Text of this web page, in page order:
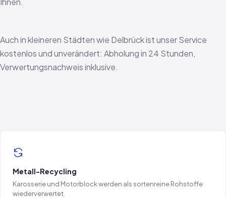
Auch in kleineren Städten wie Delbrück ist unser Service
kostenlos und unverändert: Abholung in 24 Stunden,
Verwertungsnachweis inklusive.
Metall-Recycling
Karosserie und Motorblock werden als sortenreine Rohstoffe
wiederverwertet.